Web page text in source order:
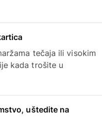
tečaja ili visokim
kada trošite u
uštedite na